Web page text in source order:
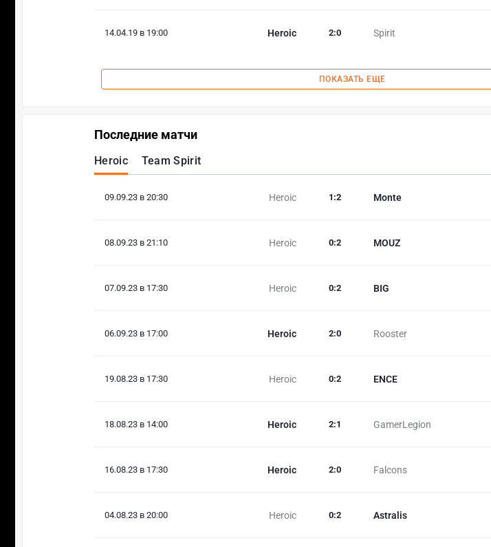
14.04.19 в 19:00 Heroic Spirit
2:0
ПОКАЗАТЬ ЕЩЕ
Последние матчи
Heroic Team Spirit
09.09.23 в 20:30 Heroic Monte
1 :2
08.09.23 в 21:10 Heroic MOUZ
0:2
07.09.23 в 17:30 Heroic BIG
0:2
06.09.23 в 17:00 Heroic Rooster
2:0
19.08.23 в 17:30 Heroic ENCE
0:2
18.08.23 в 14:00 Heroic GamerLegion
2:1
16.08.23 в 17:30 Heroic Falcons
2:0
04.08.23 в 20:00 Heroic Astralis
0:2